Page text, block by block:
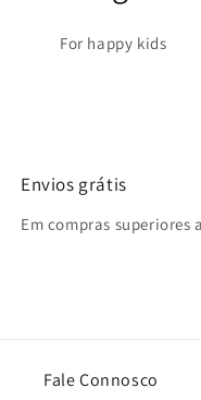
For happy kids
Envios grátis
Em compras superiores
Fale Connosco